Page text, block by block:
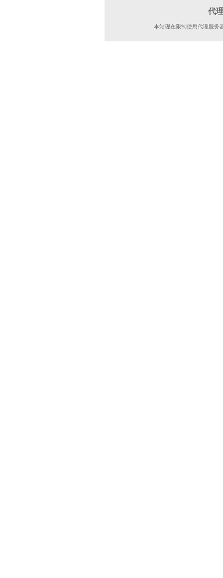
代
本站现在限制使用代理服务